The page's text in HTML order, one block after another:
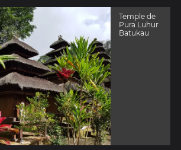
Temple de
Pura Luhur
Batukau